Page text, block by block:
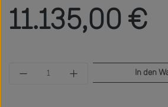
11.135,00 €
Produkt Anzahl: Gib denIn den